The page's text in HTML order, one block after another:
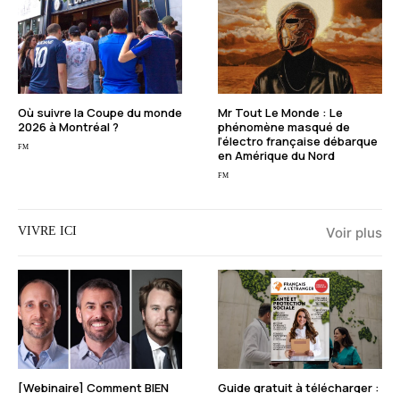
Où suivre la Coupe du monde
2026 à Montréal ?
FM
Mr Tout Le Monde : Le
phénomène masqué de
l’électro française débarque
en Amérique du Nord
FM
VIVRE ICI Voir plus
[Webinaire] Comment BIEN
Guide gratuit à télécharger :